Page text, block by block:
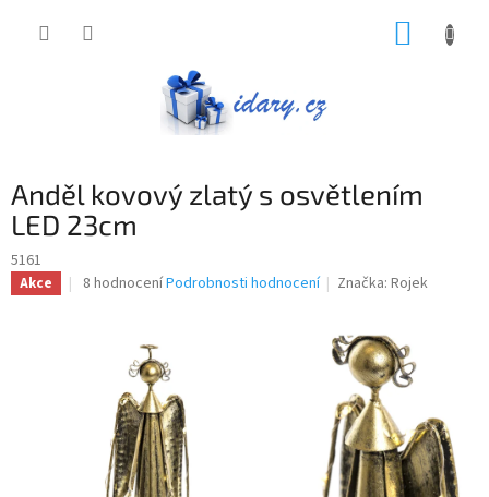
Anděl kovový zlatý s osvětlením
LED 23cm
5161
Akce
Průměrné
hvězdiček.
8 hodnoceníPodrobnosti hodnocení Značka:Rojek